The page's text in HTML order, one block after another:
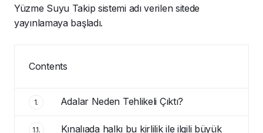
Yüzme Suyu Takip sistemi adı verilen sitede
yayınlamaya başladı.
Contents
1. Adalar Neden Tehlikeli Çıktı?
1.1.
Kınalıada halkı bu kirlilik ile ilgili büyük